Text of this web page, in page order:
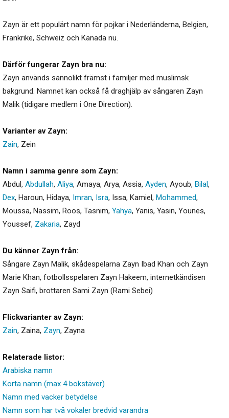
Zayn är ett populärt namn för pojkar i Nederländerna, Belgien,
Frankrike, Schweiz och Kanada nu.
Därför fungerar Zayn bra nu:
Zayn används sannolikt främst i familjer med muslimsk
bakgrund. Namnet kan också få draghjälp av sångaren Zayn
Malik (tidigare medlem i One Direction).
Varianter av Zayn:
Zain, Zein
Namn i samma genre som Zayn:
Abdul, Abdullah, Aliya, Amaya, Arya, Assia, Ayden, Ayoub, Bilal,
Dex, Haroun, Hidaya, Imran, Isra, Issa, Kamiel, Mohammed,
Moussa, Nassim, Roos, Tasnim, Yahya, Yanis, Yasin, Younes,
Youssef, Zakaria, Zayd
Du känner Zayn från:
Sångare Zayn Malik, skådespelarna Zayn Ibad Khan och Zayn
Marie Khan, fotbollsspelaren Zayn Hakeem, internetkändisen
Zayn Saifi, brottaren Sami Zayn (Rami Sebei)
Flickvarianter av Zayn:
Zain, Zaina, Zayn, Zayna
Relaterade listor:
Arabiska namn
Korta namn (max 4 bokstäver)
Namn med vacker betydelse
Namn som har två vokaler bredvid varandra